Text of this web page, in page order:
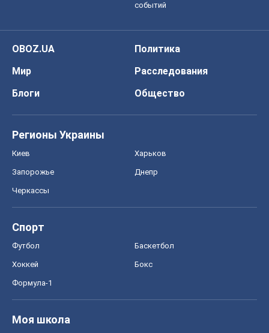
событий
OBOZ.UA
Политика
Мир
Расследования
Блоги
Общество
Регионы Украины
Киев Харьков
Запорожье Днепр
Черкассы
Спорт
Футбол Баскетбол
Хоккей Бокс
Формула-1
Моя школа